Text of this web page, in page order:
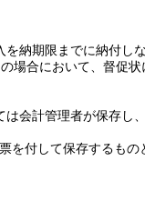
納期限までに納付し
の場合において、督促
会計管理者が保存し
を付して保存するもの